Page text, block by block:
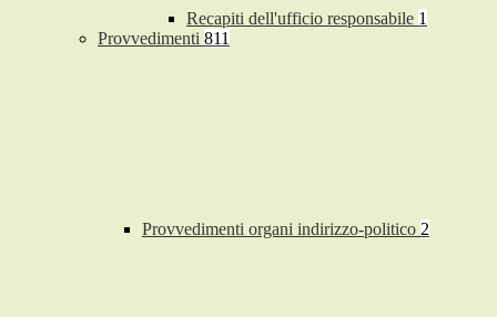
Recapiti dell'ufficio responsabile 1
Provvedimenti 811
Provvedimenti organi indirizzo-politico 2